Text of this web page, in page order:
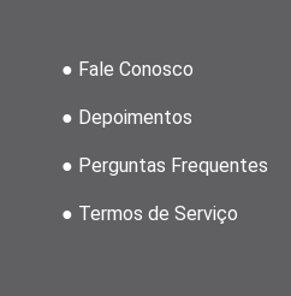
● Fale Conosco
● Depoimentos
● Perguntas Frequentes
● Termos de Serviço